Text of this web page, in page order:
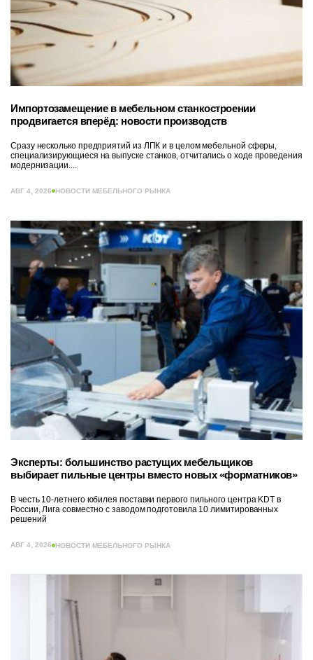
Импортозамещение в мебельном станкостроении
продвигается вперёд: новости производств
Сразу несколько предприятий из ЛПК и в целом мебельной сферы,
специализирующиеся на выпуске станков, отчитались о ходе проведения
модернизации....
АВГ 4, 2026 НОВОСТИ МЕБЕЛЬНОГО РЫНКА
Эксперты: большинство растущих мебельщиков
выбирает пильные центры вместо новых «форматников»
В честь 10-летнего юбилея поставки первого пильного центра KDT в
России, Лига совместно с заводом подготовила 10 лимитированных
решений
АВГ 4, 2026 НОВОСТИ МЕБЕЛЬНОГО РЫНКА